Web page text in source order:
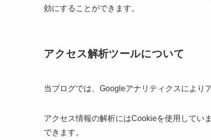
効にすることができます。
アクセス解析ツールについて
当ブログでは、Googleアナリティクスにより
アクセス情報の解析にはCookieを使用してい
できます。